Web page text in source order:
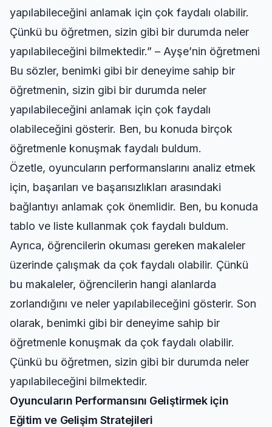
yapılabileceğini anlamak için çok faydalı olabilir.
Çünkü bu öğretmen, sizin gibi bir durumda neler
yapılabileceğini bilmektedir.” – Ayşe’nin öğretmeni
Bu sözler, benimki gibi bir deneyime sahip bir
öğretmenin, sizin gibi bir durumda neler
yapılabileceğini anlamak için çok faydalı
olabileceğini gösterir. Ben, bu konuda birçok
öğretmenle konuşmak faydalı buldum.
Özetle, oyuncuların performanslarını analiz etmek
için, başarıları ve başarısızlıkları arasındaki
bağlantıyı anlamak çok önemlidir. Ben, bu konuda
tablo ve liste kullanmak çok faydalı buldum.
Ayrıca, öğrencilerin okuması gereken makaleler
üzerinde çalışmak da çok faydalı olabilir. Çünkü
bu makaleler, öğrencilerin hangi alanlarda
zorlandığını ve neler yapılabileceğini gösterir. Son
olarak, benimki gibi bir deneyime sahip bir
öğretmenle konuşmak da çok faydalı olabilir.
Çünkü bu öğretmen, sizin gibi bir durumda neler
yapılabileceğini bilmektedir.
Oyuncuların Performansını Geliştirmek için
Eğitim ve Gelişim Stratejileri